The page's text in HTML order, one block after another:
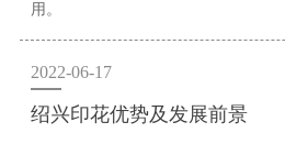
用。
2022-06-17
绍兴印花优势及发展前景